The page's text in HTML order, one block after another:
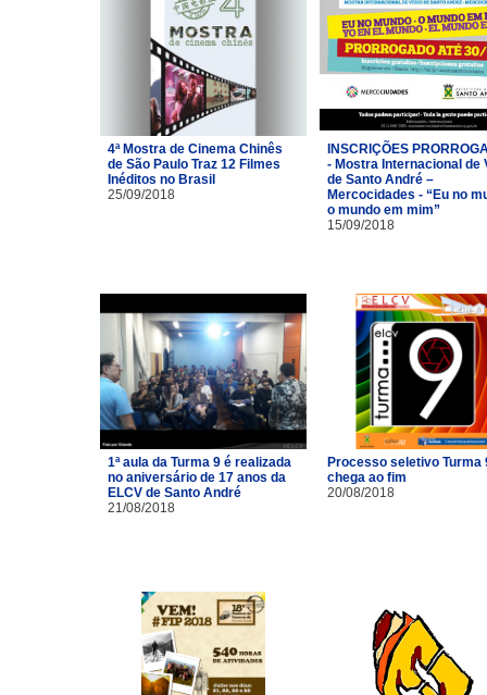
4ª Mostra de Cinema Chinês
de São Paulo Traz 12 Filmes
Inéditos no Brasil
25/09/2018
INSCRIÇÕES
- Mostra Internacional de
de Santo André –
Mercocidades - “Eu no
o mundo em mim”
15/09/2018
1ª aula da Turma 9 é realizada
no aniversário de 17 anos da
ELCV de Santo André
21/08/2018
Processo seletivo Turma
chega ao fim
20/08/2018